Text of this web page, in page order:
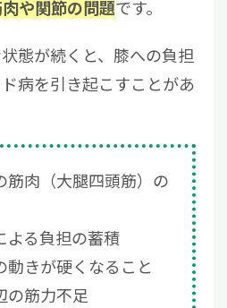
や関節の問題です。
態が続くと、膝への負担
病を引き起こすことがあ
筋肉（大腿四頭筋）の
よる負担の蓄積
動きが硬くなること
の筋力不足